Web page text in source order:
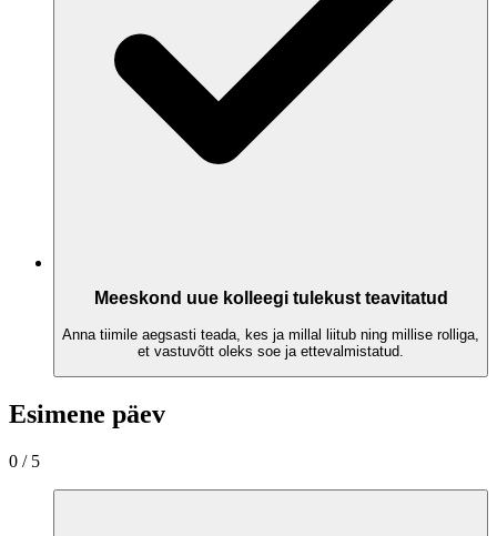
Meeskond uue kolleegi tulekust teavitatud
Anna tiimile aegsasti teada, kes ja millal liitub ning millise rolliga,
et vastuvõtt oleks soe ja ettevalmistatud.
Esimene päev
0 / 5